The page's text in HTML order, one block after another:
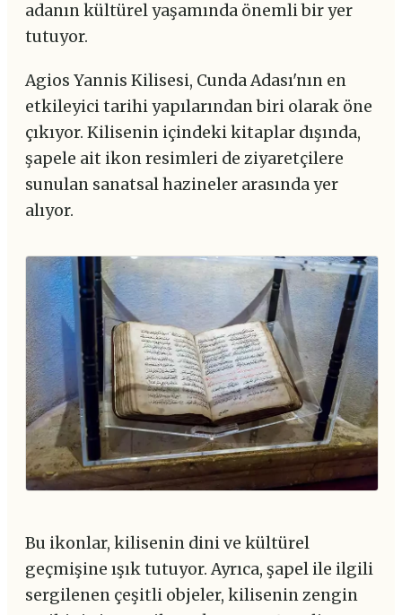
adanın kültürel yaşamında önemli bir yer
tutuyor.
Agios Yannis Kilisesi, Cunda Adası'nın en
etkileyici tarihi yapılarından biri olarak öne
çıkıyor. Kilisenin içindeki kitaplar dışında,
şapele ait ikon resimleri de ziyaretçilere
sunulan sanatsal hazineler arasında yer
alıyor.
Bu ikonlar, kilisenin dini ve kültürel
geçmişine ışık tutuyor. Ayrıca, şapel ile ilgili
sergilenen çeşitli objeler, kilisenin zengin